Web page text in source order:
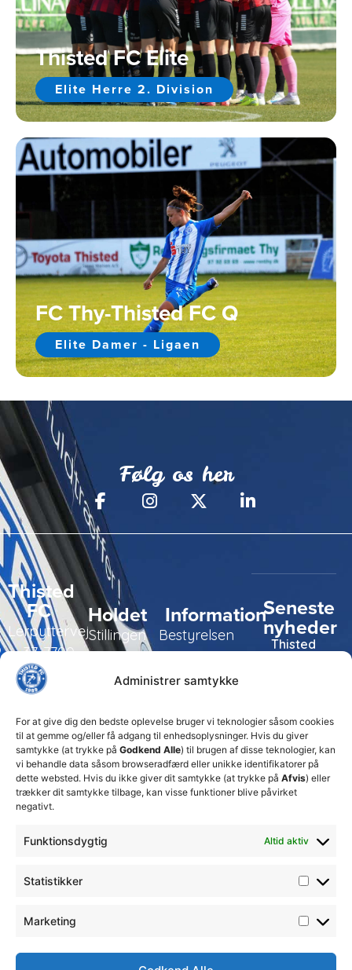
Administrer samtykke
For at give dig den bedste oplevelse bruger vi teknologier såsom cookies
til at gemme og/eller få adgang til enhedsoplysninger. Hvis du giver
samtykke (at trykke på Godkend Alle) til brugen af disse teknologier, kan
vi behandle data såsom browseradfærd eller unikke identifikatorer på
dette websted. Hvis du ikke giver dit samtykke (at trykke på Afvis) eller
trækker dit samtykke tilbage, kan visse funktioner blive påvirket
negativt.
Funktionsdygtig Altid aktiv
Statistikker
Marketing
Thisted FC Elite
Elite Herre 2. Division
FC Thy-Thisted FC Q
Elite Damer - Ligaen
Følg os her
Thisted
FC
Lerpyttervej
37, 7700
Thisted
99 19
19
Holdet
Stillingen
Trænerteamet
Information
Bestyrelsen
ledelse
Erhverv
Club 500
Seneste
nyheder
Thisted
for at
sikre
klubbens
fremtid
15. juli 2026
𝘀𝗽𝗶𝗹𝗹𝗲𝗿
17. april 2026
Velkommen
til Emilie
7. februar